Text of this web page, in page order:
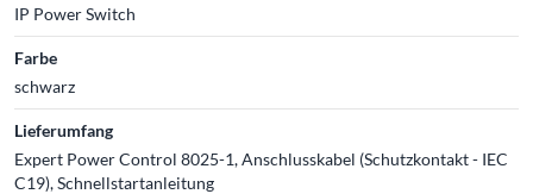
IP Power Switch
Farbe
schwarz
Lieferumfang
Expert Power Control 8025-1, Anschlusskabel (Schutzkontakt - IEC
C19), Schnellstartanleitung